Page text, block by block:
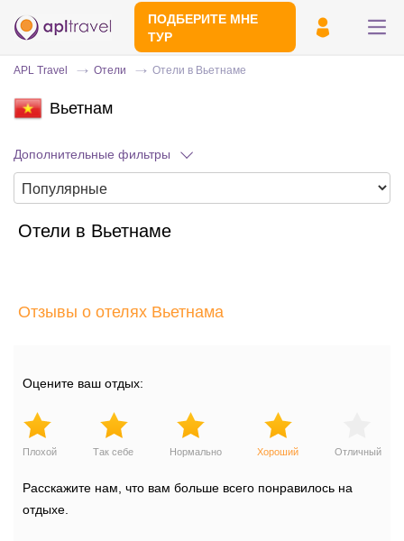
ПОДБЕРИТЕ МНЕ
ТУР
минут
APL Travel Отели Отели в Вьетнаме
Вьетнам
Дополнительные фильтры
Отели в Вьетнаме
Отзывы о отелях Вьетнама
Оцените ваш отдых:
Плохой Так себе Нормально Хороший Отличный
Расскажите нам, что вам больше всего понравилось на
отдыхе.